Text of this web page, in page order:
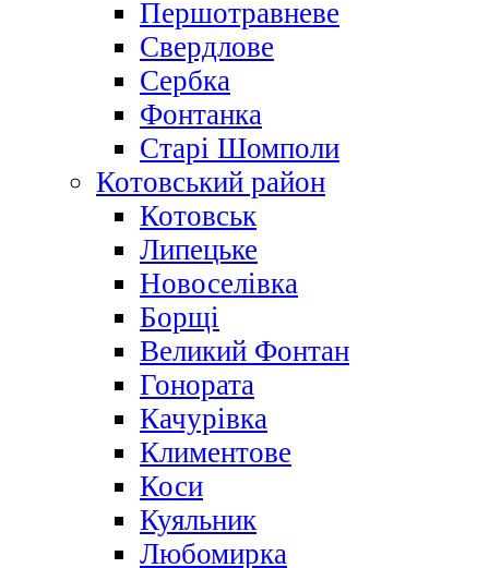
Першотравневе
Свердлове
Сербка
Фонтанка
Старі Шомполи
Котовський район
Котовськ
Липецьке
Новоселівка
Борщі
Великий Фонтан
Гонората
Качурівка
Климентове
Коси
Куяльник
Любомирка